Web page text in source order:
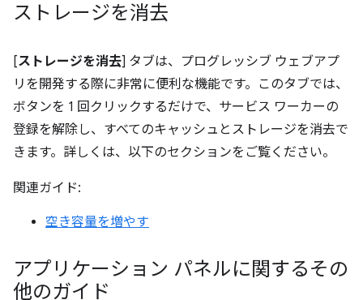
ストレージを消去
[ストレージを消去] タブは、プログレッシブ ウェブアプ
リを開発する際に非常に便利な機能です。このタブでは、
ボタンを 1 回クリックするだけで、サービス ワーカーの
登録を解除し、すべてのキャッシュとストレージを消去で
きます。詳しくは、以下のセクションをご覧ください。
関連ガイド:
空き容量を増やす
アプリケーション パネルに関するその
他のガイド